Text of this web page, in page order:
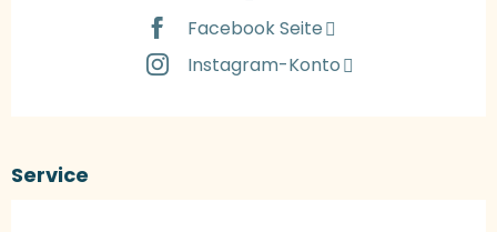
Facebook Seite
Instagram-Konto
Service